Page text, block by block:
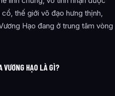
thế giới võ đạo hưng thịnh,
Hạo đang ở trung tâm vòng
VƯƠNG HẠO LÀ GÌ?